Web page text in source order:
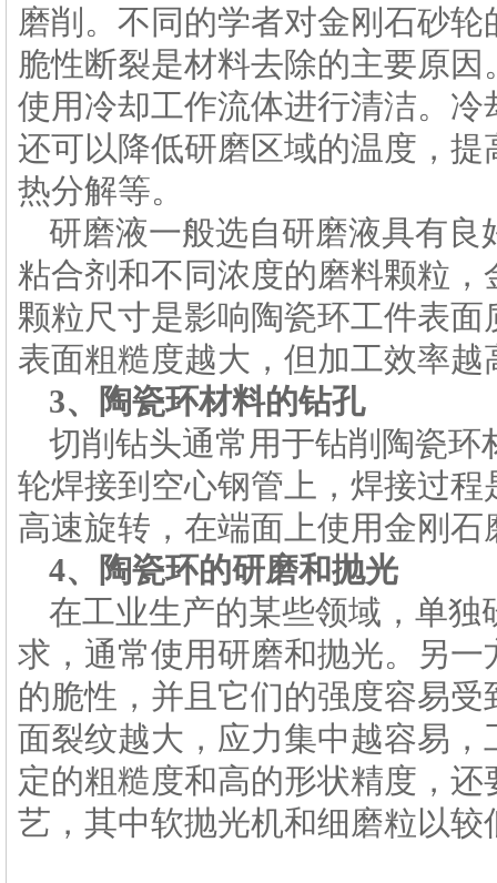
磨削。不同的学者对金刚石砂
脆性断裂是材料去除的主要原
使用冷却工作流体进行清洁。
还可以降低研磨区域的温度，
热分解等。
研磨液一般选自研磨液具有
粘合剂和不同浓度的磨料颗粒
颗粒尺寸是影响陶瓷环工件表
表面粗糙度越大，但加工效率越
3、
陶瓷环材料的钻孔
切削钻头通常用于钻削陶瓷
轮焊接到空心钢管上，焊接过
高速旋转，在端面上使用金刚
4、
陶瓷环的研磨和抛光
在工业生产的某些领域，单
求，通常使用研磨和抛光。另
的脆性，并且它们的强度容易
面裂纹越大，应力集中越容易
定的粗糙度和高的形状精度，
艺，其中软抛光机和细磨粒以